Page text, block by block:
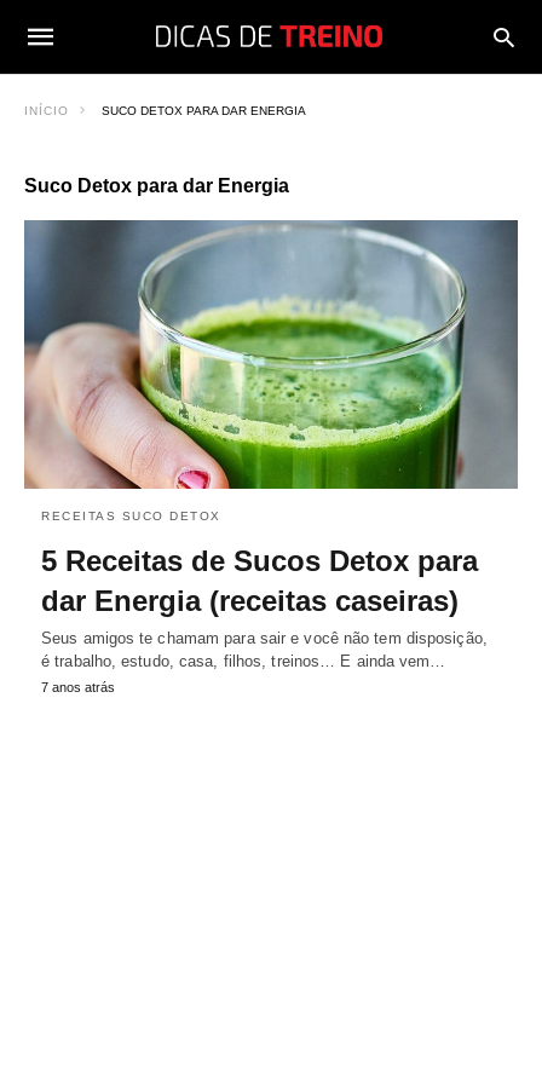
INÍCIO SUCO DETOX PARA DAR ENERGIA
Suco Detox para dar Energia
RECEITAS SUCO DETOX
5 Receitas de Sucos Detox para
dar Energia (receitas caseiras)
Seus amigos te chamam para sair e você não tem disposição,
é trabalho, estudo, casa, filhos, treinos… E ainda vem…
7 anos atrás